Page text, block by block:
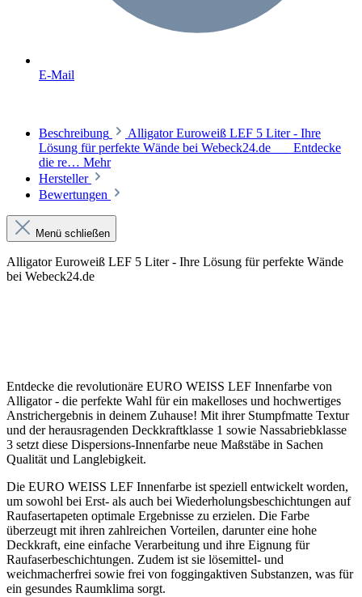
E-Mail
Beschreibung
Alligator Euroweiß LEF 5 Liter - Ihre
Lösung für perfekte Wände bei Webeck24.de Entdecke
die re… Mehr
Hersteller
Bewertungen
Menü schließen
Alligator Euroweiß LEF 5 Liter - Ihre Lösung für perfekte Wände
bei Webeck24.de
Entdecke die revolutionäre EURO WEISS LEF Innenfarbe von
Alligator - die perfekte Wahl für ein makelloses und hochwertiges
Anstrichergebnis in deinem Zuhause! Mit ihrer Stumpfmatte Textur
und der herausragenden Deckkraftklasse 1 sowie Nassabriebklasse
3 setzt diese Dispersions-Innenfarbe neue Maßstäbe in Sachen
Qualität und Langlebigkeit.
Die EURO WEISS LEF Innenfarbe ist speziell entwickelt worden,
um sowohl bei Erst- als auch bei Wiederholungsbeschichtungen auf
Raufasertapeten optimale Ergebnisse zu erzielen. Die Farbe
überzeugt mit ihren zahlreichen Vorteilen, darunter eine hohe
Deckkraft, eine einfache Verarbeitung und ihre Eignung für
Raufaserbeschichtungen. Zudem ist sie lösemittel- und
weichmacherfrei sowie frei von foggingaktiven Substanzen, was für
ein gesundes Raumklima sorgt.